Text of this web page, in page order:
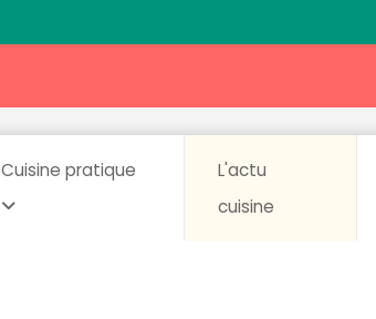
Cuisine pratique
L'actu
cuisine